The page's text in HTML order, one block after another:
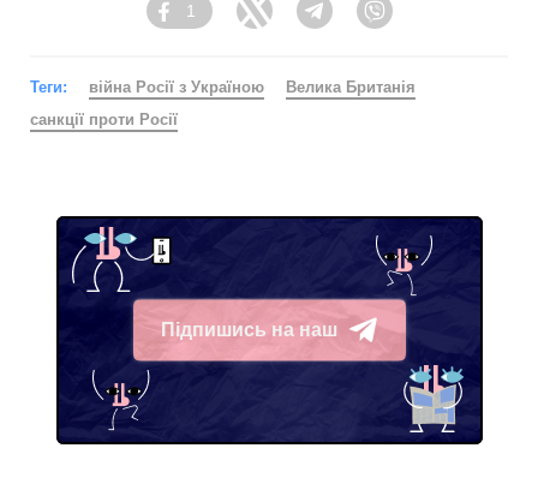
Facebook
1
Twitter TelegramViber
Теги: війна Росії з Україною
Велика Британія
санкції проти Росії
Підпишись на наш
Telegram